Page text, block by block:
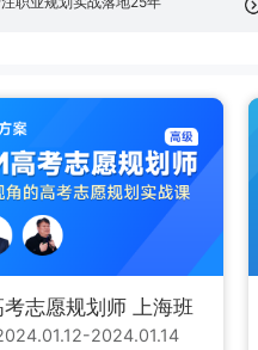
志愿规划师 上海班
2024.01.14